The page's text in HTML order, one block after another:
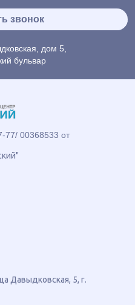
звонок
дом 5,
бульвар
77/ 00368533 от
Давыдковская, 5, г.